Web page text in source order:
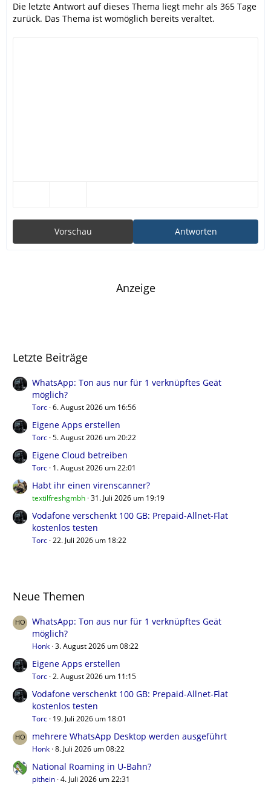
Die letzte Antwort auf dieses Thema liegt mehr als 365 Tage
zurück. Das Thema ist womöglich bereits veraltet.
Antworten
Vorschau
Anzeige
Letzte Beiträge
WhatsApp: Ton aus nur für 1 verknüpftes Geät
möglich?
Torc 6. August 2026 um 16:56
Eigene Apps erstellen
Torc 5. August 2026 um 20:22
Eigene Cloud betreiben
Torc 1. August 2026 um 22:01
Habt ihr einen virenscanner?
textilfreshgmbh 31. Juli 2026 um 19:19
Vodafone verschenkt 100 GB: Prepaid-Allnet-Flat
kostenlos testen
Torc 22. Juli 2026 um 18:22
Neue Themen
WhatsApp: Ton aus nur für 1 verknüpftes Geät
möglich?
Honk 3. August 2026 um 08:22
Eigene Apps erstellen
Torc 2. August 2026 um 11:15
Vodafone verschenkt 100 GB: Prepaid-Allnet-Flat
kostenlos testen
Torc 19. Juli 2026 um 18:01
mehrere WhatsApp Desktop werden ausgeführt
Honk 8. Juli 2026 um 08:22
National Roaming in U-Bahn?
pithein 4. Juli 2026 um 22:31